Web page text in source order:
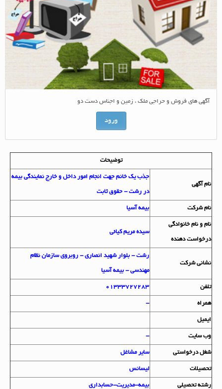
آگهی های فروش و حراجی ملک ، زمین و اجناس دست دو
ورود
توضیحات
نام آگهي
جذب یک خانم جهت انجام امور داخل و خارج نمایندگی بیمه
در رشت - حقوق ثابت
نام شرکت بیمه آسیا
نام و نام خانوادگي
درخواست دهنده
سیده مریم کیائی
نشاني شرکت
رشت - بلوار شهید انصاری - روبروی سازمان نظام
مهندسی - بیمه آسیا
تلفن 01333727283
همراه
ايميل
وب سايت
شغل درخواستي سایر مشاغل
تحصيلات لیسانس
رشته تحصيلي بیمه-مدیریت-حسابداری